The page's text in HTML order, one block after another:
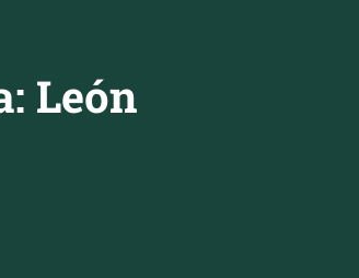
León